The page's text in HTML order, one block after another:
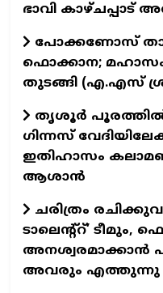
ഭാവി കാഴ്ചപ്പാട്
പോക്കണോസ്
ഫൊക്കാന;
തുടങ്ങി (എ.എസ്
തൃശൂർ പൂരത്തിൽ
ഗിന്നസ്
ഇതിഹാസം
ആശാൻ
ചരിത്രം
ടാലെന്റ്റ്’
അനശ്വരമാക്കാൻ
അവരും എത്തുന്നു